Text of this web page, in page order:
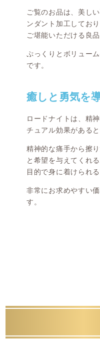
ご覧のお品は、美し
ンダント加工してお
ご堪能いただける良品
ぷっくりとボリュー
です。
癒しと勇気を
ロードナイトは、精
チュアル効果がある
精神的な痛手から擦
と希望を与えてくれ
目的で身に着けられ
非常にお求めやすい
す。